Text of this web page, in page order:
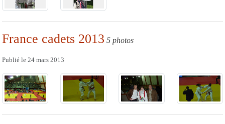
France cadets 2013 5 photos
Publié le 24 mars 2013